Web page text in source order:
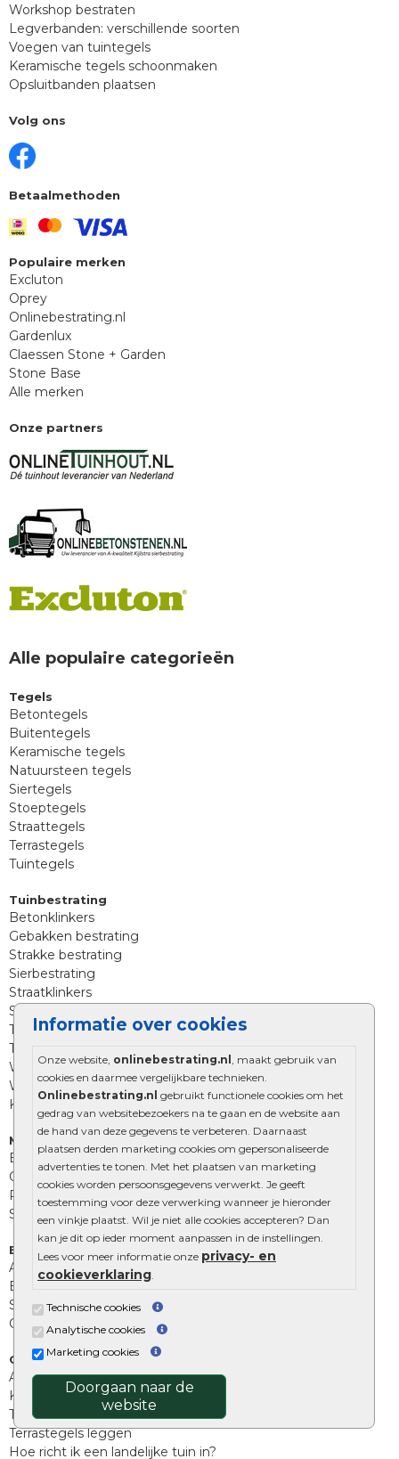
Informatie over cookies
Onze website, onlinebestrating.nl
, maakt gebruik van
cookies en daarmee vergelijkbare technieken.
Onlinebestrating.nl gebruikt functionele cookies om het
gedrag van websitebezoekers na te gaan en de website aan
de hand van deze gegevens te verbeteren. Daarnaast
plaatsen derden marketing cookies om gepersonaliseerde
advertenties te tonen. Met het plaatsen van marketing
cookies worden persoonsgegevens verwerkt. Je geeft
toestemming voor deze verwerking wanneer je hieronder
een vinkje plaatst. Wil je niet alle cookies accepteren? Dan
kan je dit op ieder moment aanpassen in de instellingen.
Lees voor meer informatie onze privacy- en
cookieverklaring
Technische cookies
Analytische cookies
Marketing cookies
Doorgaan naar de
website
Workshop bestraten
Legverbanden: verschillende soorten
Voegen van tuintegels
Keramische tegels schoonmaken
Opsluitbanden plaatsen
Volg ons
Betaalmethoden
Populaire merken
Excluton
Oprey
Onlinebestrating.nl
Gardenlux
Claessen Stone + Garden
Stone Base
Alle merken
Onze partners
Alle populaire categorieën
Tegels
Betontegels
Buitentegels
Keramische tegels
Natuursteen tegels
Siertegels
Stoeptegels
Straattegels
Terrastegels
Tuintegels
Tuinbestrating
Betonklinkers
Gebakken bestrating
Strakke bestrating
Sierbestrating
Straatklinkers
Straatstenen
Trommelstenen
Tuinstenen
Waalformaat
Wildverband bestrating
Kingstones
Muurelementen
Betonbielzen
Opsluitbanden
Palissades
Stapelblokken
Extra benodigdheden
Afwatering en diversen
Beplantings en betonelementen
Split, grind en zand
Oprit tegels
Overig
Aanbiedingen
Kunstgras
Tuintegels outlet
Terrastegels leggen
Hoe richt ik een landelijke tuin in?